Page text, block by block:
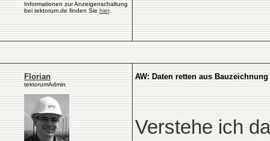
Informationen zur Anzeigenschaltung
bei tektorum.de finden Sie hier.
Florian
tektorumAdmin
AW: Daten retten aus
Verstehe ich